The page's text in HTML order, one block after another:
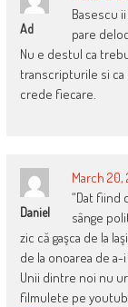
Ad
Basescu
pare
Nu e destul ca
transcripturile si
crede fiecare.
Daniel
March 20,
“Dat fiind
sânge
zic că gaşca de la
de la onoarea de
Unii dintre noi nu
filmulete pe